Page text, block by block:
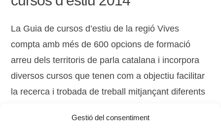
Gestió del consentiment
La Guia de cursos d’estiu de la regió Vives
compta amb més de 600 opcions de formació
arreu dels territoris de parla catalana i incorpora
diversos cursos que tenen com a objectiu facilitar
la recerca i trobada de treball mitjançant diferents
teua qualificació!